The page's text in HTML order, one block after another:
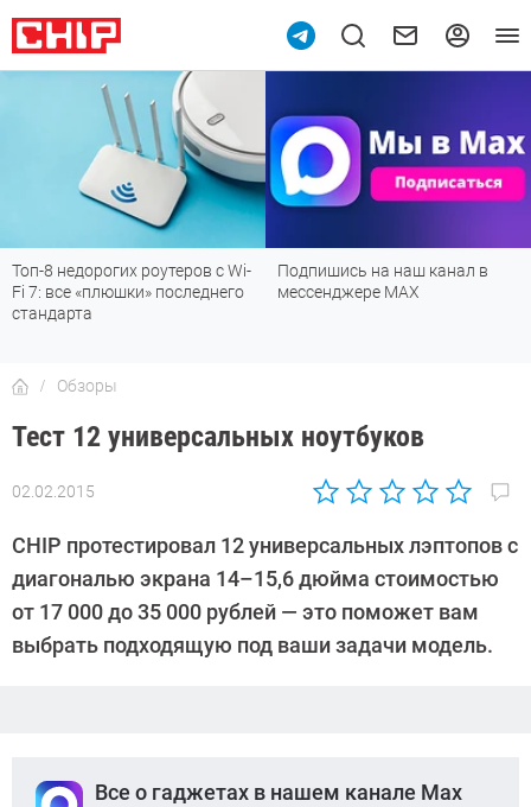
Wi-
Подпишись на наш канал в
мессенджере МАХ
Рейтинг телевизоров
лучшие модели для
Обзоры
Тест 12 универсальных ноутбуков
02.02.2015
Автор:
CHIP протестировал 12 универсальных лэптопов с
диагональю экрана 14–15,6 дюйма стоимостью
от 17 000 до 35 000 рублей — это поможет вам
выбрать подходящую под ваши задачи модель.
Все о гаджетах в нашем канале Max